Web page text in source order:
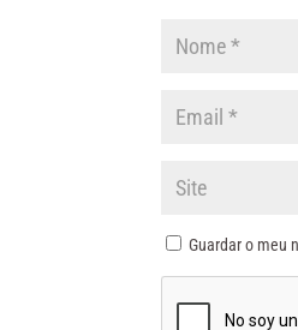
Guardar o meu